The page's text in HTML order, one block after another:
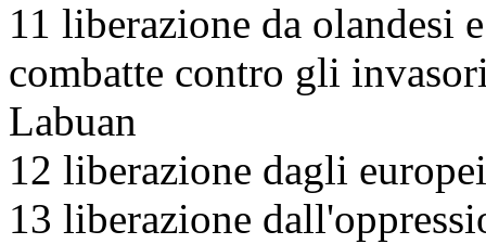
11 liberazione da olandesi
combatte contro gli
Labuan
12 liberazione dagli
13 liberazione